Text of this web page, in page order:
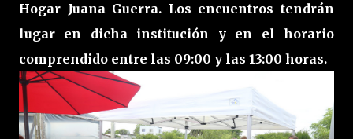
Hogar Juana Guerra. Los encuentros tendrán
lugar en dicha institución y en el horario
comprendido entre las 09:00 y las 13:00 horas.